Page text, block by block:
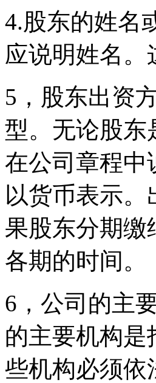
4.股东的姓名
应说明姓名。
5，股东出资
型。无论股东
在公司章程中
以货币表示
果股东分期缴
各期的时间。
6，公司的主
的主要机构是
些机构必须依